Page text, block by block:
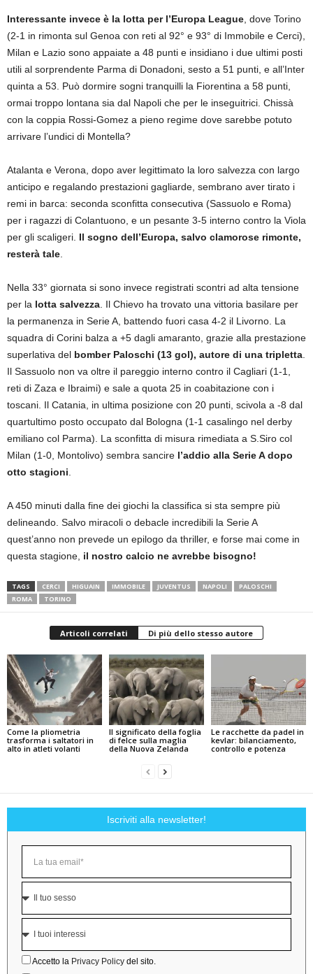
Interessante invece è la lotta per l’Europa League , dove Torino
(2-1 in rimonta sul Genoa con reti al 92° e 93° di Immobile e Cerci),
Milan e Lazio sono appaiate a 48 punti e insidiano i due ultimi posti
utili al sorprendente Parma di Donadoni, sesto a 51 punti, e all’Inter
quinta a 53. Può dormire sogni tranquilli la Fiorentina a 58 punti,
ormai troppo lontana sia dal Napoli che per le inseguitrici. Chissà
con la coppia Rossi-Gomez a pieno regime dove sarebbe potuto
arrivare l’undici di Montella?
Atalanta e Verona, dopo aver legittimato la loro salvezza con largo
anticipo e regalando prestazioni gagliarde, sembrano aver tirato i
remi in barca: seconda sconfitta consecutiva (Sassuolo e Roma)
per i ragazzi di Colantuono, e un pesante 3-5 interno contro la Viola
per gli scaligeri. Il sogno dell’Europa, salvo clamorose rimonte,
resterà tale
Nella 33° giornata si sono invece registrati scontri ad alta tensione
per la lotta salvezza . Il Chievo ha trovato una vittoria basilare per
la permanenza in Serie A, battendo fuori casa 4-2 il Livorno. La
squadra di Corini balza a +5 dagli amaranto, grazie alla prestazione
superlativa del bomber Paloschi (13 gol), autore di una tripletta
Il Sassuolo non va oltre il pareggio interno contro il Cagliari (1-1,
reti di Zaza e Ibraimi) e sale a quota 25 in coabitazione con i
toscani. Il Catania, in ultima posizione con 20 punti, scivola a -8 dal
quartultimo posto occupato dal Bologna (1-1 casalingo nel derby
emiliano col Parma). La sconfitta di misura rimediata a S.Siro col
Milan (1-0, Montolivo) sembra sancire l’addio alla Serie A dopo
otto stagioni
A 450 minuti dalla fine dei giochi la classifica si sta sempre più
delineando. Salvo miracoli o debacle incredibili la Serie A
quest’anno non prevede un epilogo da thriller, e forse mai come in
questa stagione, il nostro calcio ne avrebbe bisogno!
TAGS CERCI HIGUAIN IMMOBILE JUVENTUS NAPOLI
PALOSCHI
ROMA
TORINO
Articoli correlati Di più dello stesso autore
Come la pliometria
trasforma i saltatori in
alto in atleti volanti
Il significato della foglia
di felce sulla maglia
della Nuova Zelanda
Le racchette da padel in
kevlar: bilanciamento,
controllo e potenza
Iscriviti alla newsletter!
Accetto la Privacy Policy del sito.